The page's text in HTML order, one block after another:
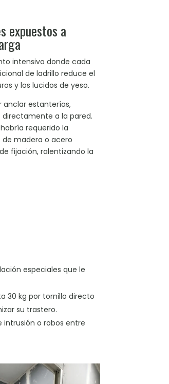
expuestos a
intensivo donde cada
de ladrillo reduce el
y los lucidos de yeso.
anclar estanterías,
a la pared.
requerido la
de madera o acero
fijación, ralentizando la
especiales que le
30 kg por tornillo directo
su trastero.
o robos entre